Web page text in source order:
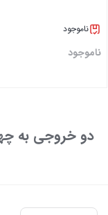
ناموجود
ناموجود
دو خروجی به